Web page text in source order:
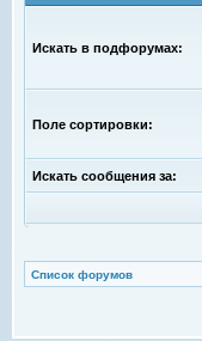
Искать в подфорумах:
Поле сортировки:
Искать сообщения за:
Список форумов